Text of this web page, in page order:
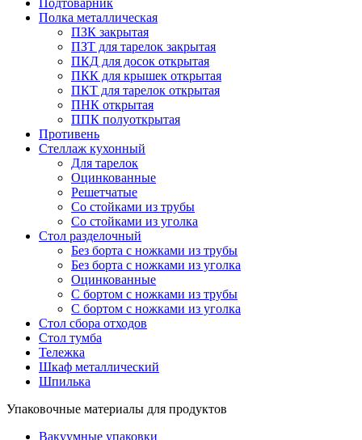
Подтоварник
Полка металлическая
ПЗК закрытая
ПЗТ для тарелок закрытая
ПКД для досок открытая
ПКК для крышек открытая
ПКТ для тарелок открытая
ПНК открытая
ППК полуоткрытая
Противень
Стеллаж кухонный
Для тарелок
Оцинкованные
Решетчатые
Со стойками из трубы
Со стойками из уголка
Стол разделочный
Без борта с ножками из трубы
Без борта с ножками из уголка
Оцинкованные
С бортом с ножками из трубы
С бортом с ножками из уголка
Стол сбора отходов
Стол тумба
Тележка
Шкаф металлический
Шпилька
Упаковочные материалы для продуктов
Вакуумные упаковки